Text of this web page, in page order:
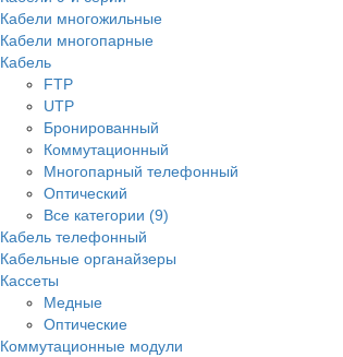
Кабели многожильные
Кабели многопарные
Кабель
FTP
UTP
Бронированный
Коммутационный
Многопарный телефонный
Оптический
Все категории (9)
Кабель телефонный
Кабельные органайзеры
Кассеты
Медные
Оптические
Коммутационные модули